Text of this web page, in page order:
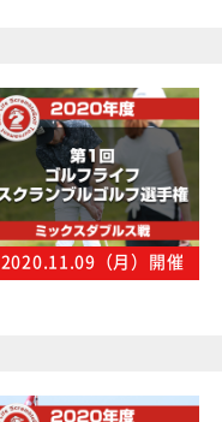
2020.11.09（月）開催